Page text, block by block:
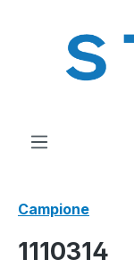
Campione
1110314